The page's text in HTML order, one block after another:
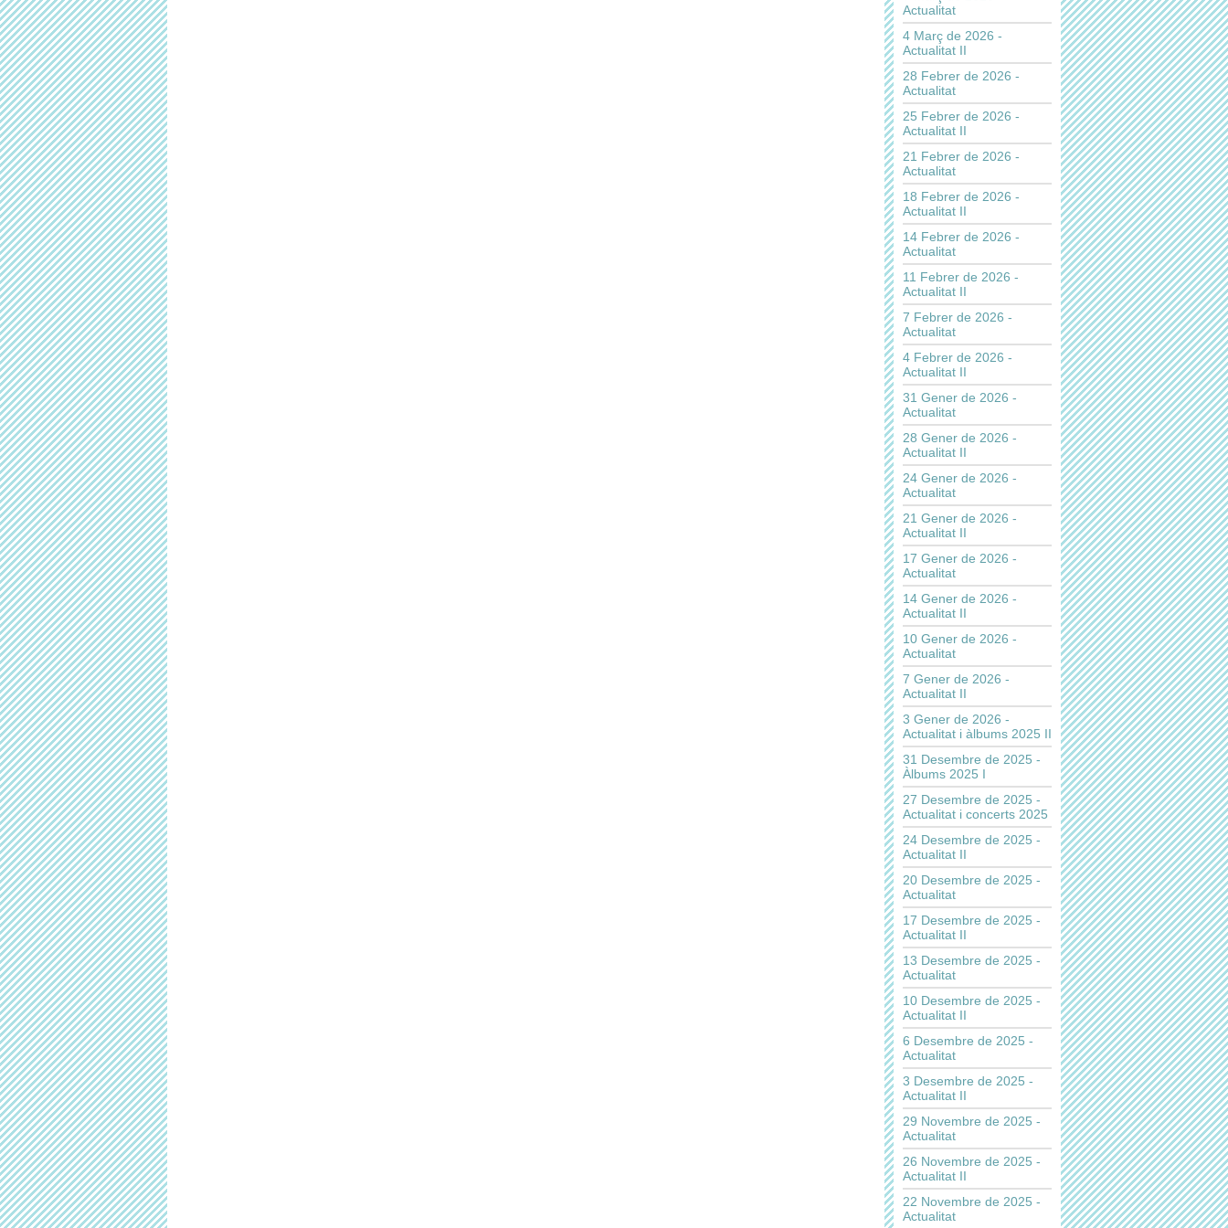
Actualitat
4 Març de 2026 -
Actualitat II
28 Febrer de 2026 -
Actualitat
25 Febrer de 2026 -
Actualitat II
21 Febrer de 2026 -
Actualitat
18 Febrer de 2026 -
Actualitat II
14 Febrer de 2026 -
Actualitat
11 Febrer de 2026 -
Actualitat II
7 Febrer de 2026 -
Actualitat
4 Febrer de 2026 -
Actualitat II
31 Gener de 2026 -
Actualitat
28 Gener de 2026 -
Actualitat II
24 Gener de 2026 -
Actualitat
21 Gener de 2026 -
Actualitat II
17 Gener de 2026 -
Actualitat
14 Gener de 2026 -
Actualitat II
10 Gener de 2026 -
Actualitat
7 Gener de 2026 -
Actualitat II
3 Gener de 2026 -
Actualitat i àlbums 2025 II
31 Desembre de 2025 -
Àlbums 2025 I
27 Desembre de 2025 -
Actualitat i concerts 2025
24 Desembre de 2025 -
Actualitat II
20 Desembre de 2025 -
Actualitat
17 Desembre de 2025 -
Actualitat II
13 Desembre de 2025 -
Actualitat
10 Desembre de 2025 -
Actualitat II
6 Desembre de 2025 -
Actualitat
3 Desembre de 2025 -
Actualitat II
29 Novembre de 2025 -
Actualitat
26 Novembre de 2025 -
Actualitat II
22 Novembre de 2025 -
Actualitat